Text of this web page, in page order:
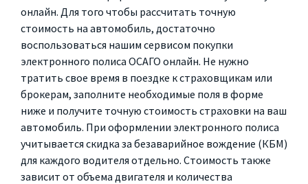
онлайн. Для того чтобы рассчитать точную
стоимость на автомобиль, достаточно
воспользоваться нашим сервисом покупки
электронного полиса ОСАГО онлайн. Не нужно
тратить свое время в поездке к страховщикам или
брокерам, заполните необходимые поля в форме
ниже и получите точную стоимость страховки на ваш
автомобиль. При оформлении электронного полиса
учитывается скидка за безаварийное вождение (КБМ)
для каждого водителя отдельно. Стоимость также
зависит от объема двигателя и количества